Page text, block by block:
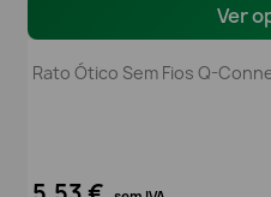
Ver
Rato Ótico Sem Fios Q-